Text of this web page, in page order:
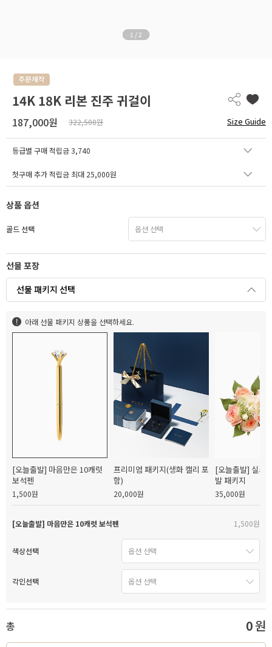
1 /2
14K 18K 리본 진주 귀걸이
187,000원 322,500원 Size Guide
등급별 구매 적립금3,740
첫구매 추가 적립금 최대 25,000원
상품 옵션
골드 선택
선물 포장
선물 패키지 선택
아래 선물 패키지 상품을 선택하세요.
[오늘출발] 마음만은 10캐럿
보석펜
1,500원
프리미엄 패키지(생화 캘리 포
함)
20,000원
[오늘출발] 실크
발 패키지
35,000원
[오늘출발] 마음만은 10캐럿 보석펜 1,500원
색상선택
각인선택
총 0원